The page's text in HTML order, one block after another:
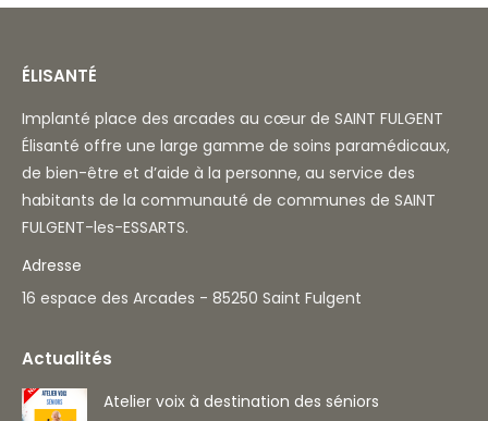
ÉLISANTÉ
Implanté place des arcades au cœur de SAINT FULGENT
Élisanté offre une large gamme de soins paramédicaux,
de bien-être et d’aide à la personne, au service des
habitants de la communauté de communes de SAINT
FULGENT-les-ESSARTS.
Adresse
16 espace des Arcades - 85250 Saint Fulgent
Actualités
Atelier voix à destination des séniors